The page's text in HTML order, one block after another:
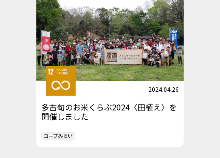
2024.04.26
多古旬のお米くらぶ2024〈田植え〉を
開催しました
コープみらい